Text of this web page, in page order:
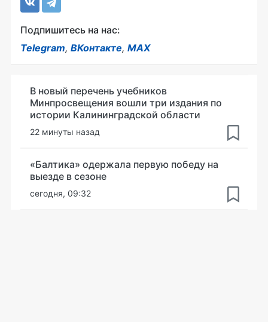
Подпишитесь на нас:
Telegram, ВКонтакте, MAX
В новый перечень учебников
Минпросвещения вошли три издания по
истории Калининградской области
22 минуты назад
«Балтика» одержала первую победу на
выезде в сезоне
сегодня, 09:32